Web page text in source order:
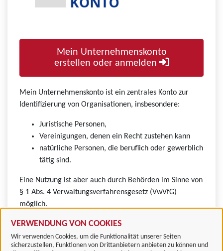
VERWENDUNG VON COOKIES
Wir verwenden Cookies, um die Funktionalität unserer Seiten
sicherzustellen, Funktionen von Drittanbietern anbieten zu können und
Mein Unternehmenskonto
erstellen oder anmelden
Mein Unternehmenskonto ist ein zentrales Konto zur
Identifizierung von Organisationen, insbesondere:
Juristische Personen,
Vereinigungen, denen ein Recht zustehen kann
natürliche Personen, die beruflich oder gewerblich
tätig sind.
Eine Nutzung ist aber auch durch Behörden im Sinne von
§ 1 Abs. 4 Verwaltungsverfahrensgesetz (VwVfG)
möglich.